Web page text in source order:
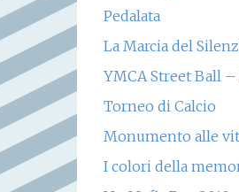
Pedalata
La Marcia del
YMCA Street Ball
Torneo di Calcio
Monumento alle
I colori della